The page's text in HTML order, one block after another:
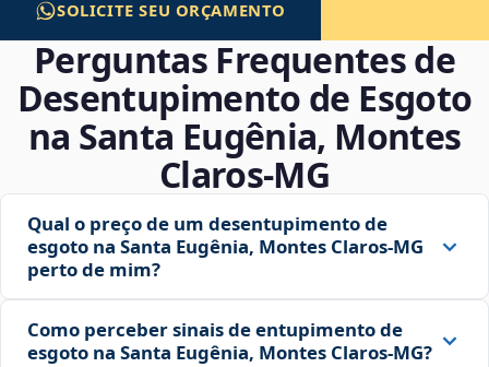
SOLICITE SEU ORÇAMENTO
Perguntas Frequentes de
Desentupimento de Esgoto
na Santa Eugênia, Montes
Claros‑MG
Qual o preço de um desentupimento de
esgoto na Santa Eugênia, Montes Claros‑MG
perto de mim?
Como perceber sinais de entupimento de
esgoto na Santa Eugênia, Montes Claros‑MG?